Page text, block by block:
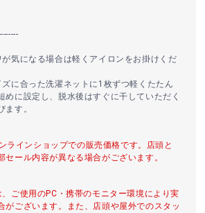
気になる場合は軽くアイロンをお掛けくだ
に合った洗濯ネットに1枚ずつ軽くたたん
めに設定し、脱水後はすぐに干していただく
ます。
ラインショップでの販売価格です。店頭と
セール内容が異なる場合がございます。
ご使用のPC・携帯のモニター環境により実
がございます。また、店頭や屋外でのスタッ